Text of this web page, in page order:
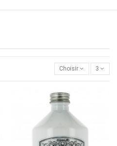
Choisir 3